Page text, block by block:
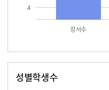
4
장서수
성별학생수